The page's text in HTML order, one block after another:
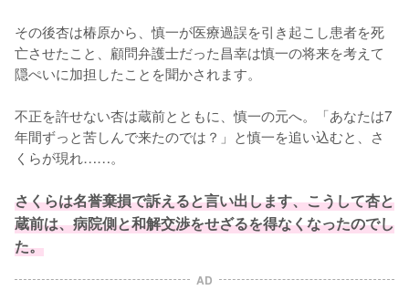
その後杏は椿原から、慎一が医療過誤を引き起こし患者を死
亡させたこと、顧問弁護士だった昌幸は慎一の将来を考えて
隠ぺいに加担したことを聞かされます。
不正を許せない杏は蔵前とともに、慎一の元へ。「あなたは7
年間ずっと苦しんで来たのでは？」と慎一を追い込むと、さ
くらが現れ……。
さくらは名誉棄損で訴えると言い出します、こうして杏と
蔵前は、病院側と和解交渉をせざるを得なくなったのでし
た。
AD